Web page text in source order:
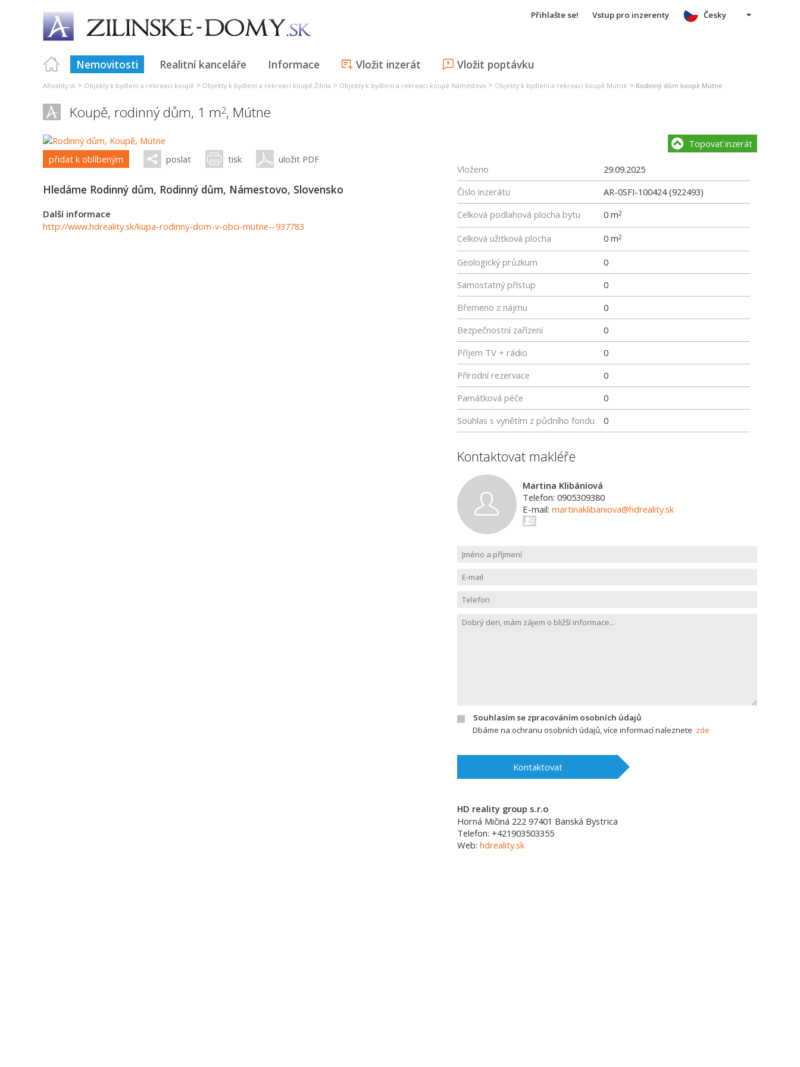
Přihlašte se! Vstup pro inzerenty
Nemovitosti Realitní kanceláře Informace Vložit inzerát Vložit poptávku
Česky
AReality.sk > Objekty k bydlení a rekreaci koupě > Objekty k bydlení a rekreaci koupě Žilina > Objekty k bydlení a rekreaci koupě Námestovo > Objekty k bydlení a rekreaci koupě Mútne > Rodinný dům koupě Mútne
Koupě, rodinný dům, 1 m2, Mútne
přidat k oblíbeným poslat tisk uložit PDF
Hledáme Rodinný dům, Rodinný dům, Námestovo, Slovensko
Další informace
http://www.hdreality.sk/kupa-rodinny-dom-v-obci-mutne--937783
Topovať inzerát
Vloženo
29.09.2025
Číslo inzerátu
AR-0SFI-100424 (922493)
Celková podlahová plocha bytu
0 m2
Celková užitková plocha 0 m2
Geologický průzkum
0
Samostatný přístup
0
Břemeno z nájmu
0
Bezpečnostní zařízení
0
Příjem TV + rádio
0
Přírodní rezervace
0
Památková péče
0
Souhlas s vynětím z půdního fondu
0
Kontaktovat makléře
Martina Klibániová
Telefon: 0905309380
E-mail: martinaklibaniova@hdreality.sk
Souhlasím se zpracováním osobních údajů
Dbáme na ochranu osobních údajů, více informací naleznete zde
Kontaktovat
HD reality group s.r.o
Horná Mičiná 222 97401 Banská Bystrica
Telefon: +421903503355
Web: hdreality.sk